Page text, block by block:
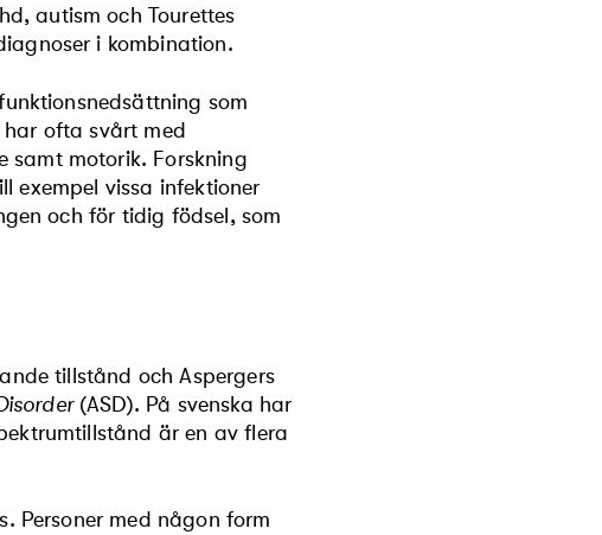
autism och Tourettes
i kombination.
som
ofta svårt med
samt motorik. Forskning
exempel vissa infektioner
och för tidig födsel, som
tillstånd och Aspergers
(ASD). På svenska har
är en av flera
Personer med någon form